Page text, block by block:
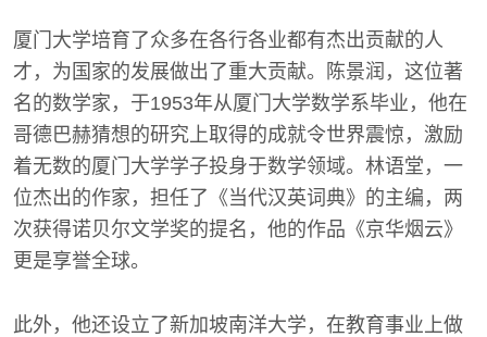
厦门大学培育了众多在各行各业都有杰出贡献的人
才，为国家的发展做出了重大贡献。陈景润，这位著
名的数学家，于1953年从厦门大学数学系毕业，他在
哥德巴赫猜想的研究上取得的成就令世界震惊，激励
着无数的厦门大学学子投身于数学领域。林语堂，一
位杰出的作家，担任了《当代汉英词典》的主编，两
次获得诺贝尔文学奖的提名，他的作品《京华烟云》
更是享誉全球。
此外，他还设立了新加坡南洋大学，在教育事业上做